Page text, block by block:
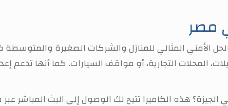
مصر
المحلات التجارية، أو مواقف السيارات. كما أنها تدعم